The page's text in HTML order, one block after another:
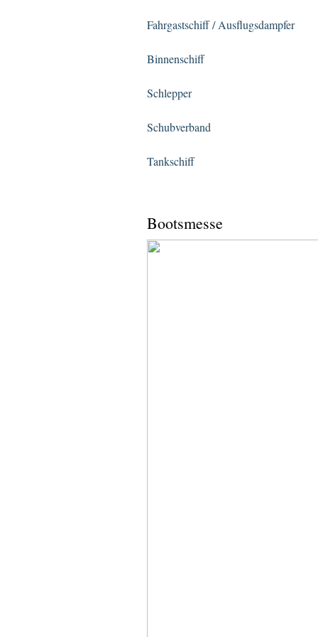
Fahrgastschiff / Ausflugsdampfer
Binnenschiff
Schlepper
Schubverband
Tankschiff
Bootsmesse